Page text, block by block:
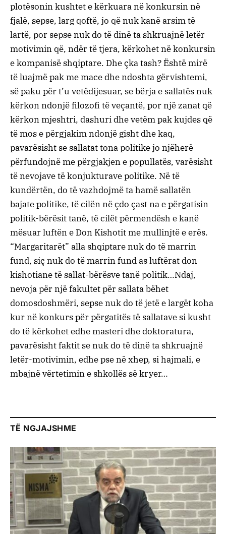
plotësonin kushtet e kërkuara në konkursin në
fjalë, sepse, larg qoftë, jo që nuk kanë arsim të
lartë, por sepse nuk do të dinë ta shkruajnë letër
motivimin që, ndër të tjera, kërkohet në konkursin
e kompanisë shqiptare. Dhe çka tash? Është mirë
të luajmë pak me mace dhe ndoshta gërvishtemi,
së paku për t’u vetëdijesuar, se bërja e sallatës nuk
kërkon ndonjë filozofi të veçantë, por një zanat që
kërkon mjeshtri, dashuri dhe vetëm pak kujdes që
të mos e përgjakim ndonjë gisht dhe kaq,
pavarësisht se sallatat tona politike jo njëherë
përfundojnë me përgjakjen e popullatës, varësisht
të nevojave të konjukturave politike. Në të
kundërtën, do të vazhdojmë ta hamë sallatën
bajate politike, të cilën në çdo çast na e përgatisin
politik-bërësit tanë, të cilët përmendësh e kanë
mësuar luftën e Don Kishotit me mullinjtë e erës.
“Margaritarët” alla shqiptare nuk do të marrin
fund, siç nuk do të marrin fund as luftërat don
kishotiane të sallat-bërësve tanë politik…Ndaj,
nevoja për një fakultet për sallata bëhet
domosdoshmëri, sepse nuk do të jetë e largët koha
kur në konkurs për përgatitës të sallatave si kusht
do të kërkohet edhe masteri dhe doktoratura,
pavarësisht faktit se nuk do të dinë ta shkruajnë
letër-motivimin, edhe pse në xhep, si hajmali, e
mbajnë vërtetimin e shkollës së kryer…
TË NGJAJSHME